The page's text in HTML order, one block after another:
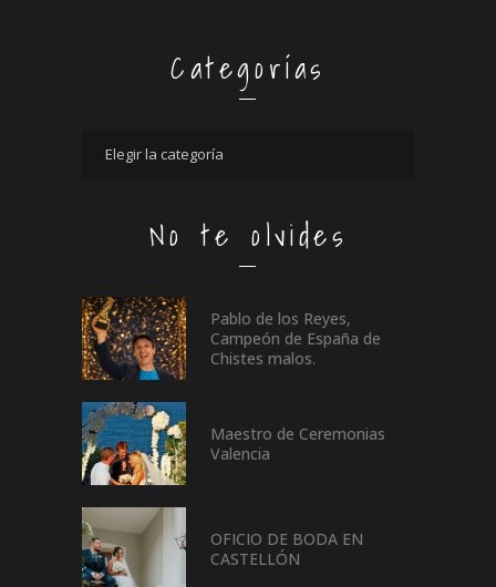
Categorías
No te olvides
Pablo de los Reyes,
Campeón de España de
Chistes malos.
Maestro de Ceremonias
Valencia
OFICIO DE BODA EN
CASTELLÓN